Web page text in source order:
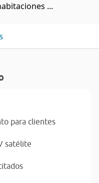
...
para clientes
satélite